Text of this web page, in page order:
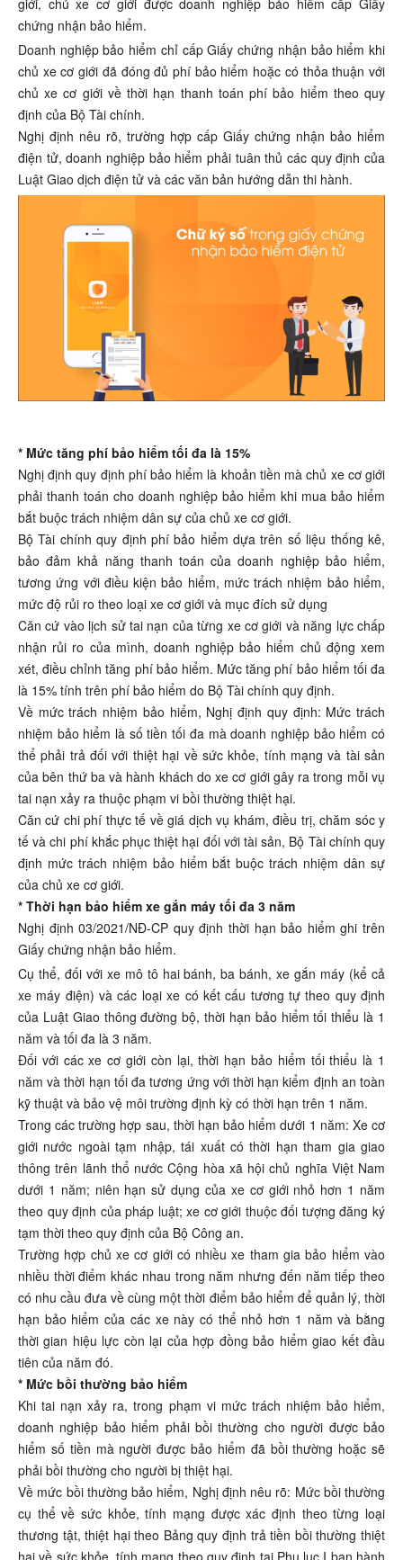
chứng nhận bảo hiểm.
Doanh nghiệp bảo hiểm chỉ cấp Giấy chứng nhận bảo hiểm khi
chủ xe cơ giới đã đóng đủ phí bảo hiểm hoặc có thỏa thuận với
chủ xe cơ giới về thời hạn thanh toán phí bảo hiểm theo quy
định của Bộ Tài chính.
Nghị định nêu rõ, trường hợp cấp Giấy chứng nhận bảo hiểm
điện tử, doanh nghiệp bảo hiểm phải tuân thủ các quy định của
Luật Giao dịch điện tử và các văn bản hướng dẫn thi hành.
* Mức tăng phí bảo hiểm tối đa là 15%
Nghị định quy định phí bảo hiểm là khoản tiền mà chủ xe cơ giới
phải thanh toán cho doanh nghiệp bảo hiểm khi mua bảo hiểm
bắt buộc trách nhiệm dân sự của chủ xe cơ giới.
Bộ Tài chính quy định phí bảo hiểm dựa trên số liệu thống kê,
bảo đảm khả năng thanh toán của doanh nghiệp bảo hiểm,
tương ứng với điều kiện bảo hiểm, mức trách nhiệm bảo hiểm,
mức độ rủi ro theo loại xe cơ giới và mục đích sử dụng
Căn cứ vào lịch sử tai nạn của từng xe cơ giới và năng lực chấp
nhận rủi ro của mình, doanh nghiệp bảo hiểm chủ động xem
xét, điều chỉnh tăng phí bảo hiểm. Mức tăng phí bảo hiểm tối đa
là 15% tính trên phí bảo hiểm do Bộ Tài chính quy định.
Về mức trách nhiệm bảo hiểm, Nghị định quy định: Mức trách
nhiệm bảo hiểm là số tiền tối đa mà doanh nghiệp bảo hiểm có
thể phải trả đối với thiệt hại về sức khỏe, tính mạng và tài sản
của bên thứ ba và hành khách do xe cơ giới gây ra trong mỗi vụ
tai nạn xảy ra thuộc phạm vi bồi thường thiệt hại.
Căn cứ chi phí thực tế về giá dịch vụ khám, điều trị, chăm sóc y
tế và chi phí khắc phục thiệt hại đối với tài sản, Bộ Tài chính quy
định mức trách nhiệm bảo hiểm bắt buộc trách nhiệm dân sự
của chủ xe cơ giới.
* Thời hạn bảo hiểm xe gắn máy tối đa 3 năm
Nghị định 03/2021/NĐ-CP quy định thời hạn bảo hiểm ghi trên
Giấy chứng nhận bảo hiểm.
Cụ thể, đối với xe mô tô hai bánh, ba bánh, xe gắn máy (kể cả
xe máy điện) và các loại xe có kết cấu tương tự theo quy định
của Luật Giao thông đường bộ, thời hạn bảo hiểm tối thiểu là 1
năm và tối đa là 3 năm.
Đối với các xe cơ giới còn lại, thời hạn bảo hiểm tối thiểu là 1
năm và thời hạn tối đa tương ứng với thời hạn kiểm định an toàn
kỹ thuật và bảo vệ môi trường định kỳ có thời hạn trên 1 năm.
Trong các trường hợp sau, thời hạn bảo hiểm dưới 1 năm: Xe cơ
giới nước ngoài tạm nhập, tái xuất có thời hạn tham gia giao
thông trên lãnh thổ nước Cộng hòa xã hội chủ nghĩa Việt Nam
dưới 1 năm; niên hạn sử dụng của xe cơ giới nhỏ hơn 1 năm
theo quy định của pháp luật; xe cơ giới thuộc đối tượng đăng ký
tạm thời theo quy định của Bộ Công an.
Trường hợp chủ xe cơ giới có nhiều xe tham gia bảo hiểm vào
nhiều thời điểm khác nhau trong năm nhưng đến năm tiếp theo
có nhu cầu đưa về cùng một thời điểm bảo hiểm để quản lý, thời
hạn bảo hiểm của các xe này có thể nhỏ hơn 1 năm và bằng
thời gian hiệu lực còn lại của hợp đồng bảo hiểm giao kết đầu
tiên của năm đó.
* Mức bồi thường bảo hiểm
Khi tai nạn xảy ra, trong phạm vi mức trách nhiệm bảo hiểm,
doanh nghiệp bảo hiểm phải bồi thường cho người được bảo
hiểm số tiền mà người được bảo hiểm đã bồi thường hoặc sẽ
phải bồi thường cho người bị thiệt hại.
Về mức bồi thường bảo hiểm, Nghị định nêu rõ: Mức bồi thường
cụ thể về sức khỏe, tính mạng được xác định theo từng loại
thương tật, thiệt hại theo Bảng quy định trả tiền bồi thường thiệt
hại về sức khỏe, tính mạng theo quy định tại Phụ lục I ban hành